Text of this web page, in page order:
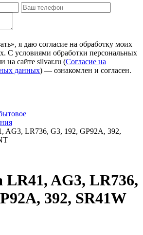
», я даю согласие на обработку моих
С условиями обработки персональных
на сайте silvar.ru (Согласие на
данных) — ознакомлен и согласен.
AG3, LR736, G3, 192, GP92A, 392,
LR41, AG3, LR736,
392, SR41W